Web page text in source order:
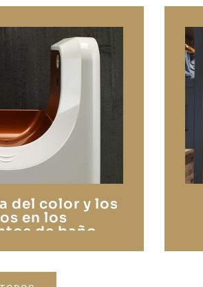
del color y los
en los
de baño